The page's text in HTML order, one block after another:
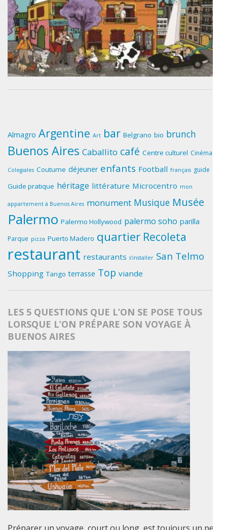
Almagro Argentine Art bar Belgrano bio brunch
Buenos Aires Caballito café Centre culturel Cinéma
Colegiales Coutume déjeuner enfants Football français guide
Guide pratique héritage littérature Microcentro mon
appartement à Buenos Aires monument Musique Musée
Palermo Palermo Hollywood palermo soho parilla
Parque pizza Puerto Madero quartier Recoleta
restaurant restaurants s'installer San Telmo
Shopping Tango terrasse Top viande
LES 5 QUESTIONS QUE L’ON SE POSE TOUS
LORSQUE L’ON PRÉPARE SON VOYAGE À
BUENOS AIRES